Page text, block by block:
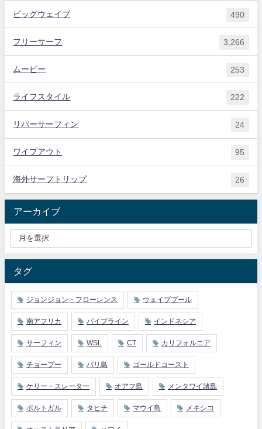
ビッグウェイブ 490
フリーサーフ 3,266
ムービー 253
ライフスタイル 222
リバーサーフィン 24
ワイプアウト 95
海外サーフトリップ 26
アーカイブ
タグ
ジョンジョン・フローレンス ウェイブプール
南アフリカ パイプライン インドネシア
サーフィン WSL CT カリフォルニア
チョープー バリ島 ゴールドコースト
ケリー・スレーター オアフ島 メンタワイ諸島
ポルトガル タヒチ マウイ島 メキシコ